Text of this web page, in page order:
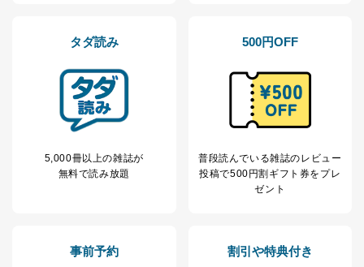
当社カスタマーQ＆
Aサービス利用者
サイトのサービス内容のご案内の
ｅメール等による商品、サービ
ス、キャンペーン等の広告に関す
4
個人情報
採用選考、ご連絡のため
当社の従業者の個
人事、総務などの雇用管理等のた
により当社の
定期購読サービス
た商品の発売元企業からのｅメー
ル等による商品、
タダ読み
5,000冊以上の雑誌が
無料で読み放題
500円OFF
普段読んでいる雑誌のレビュー
投稿で500円割ギフト券をプレ
ゼント
事前予約 割引や特典付き